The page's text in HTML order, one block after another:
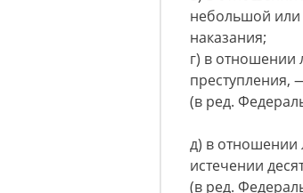
небольшой или
наказания;
г) в отношении
преступления,
(в ред.
д) в отношении
истечении
(в ред.